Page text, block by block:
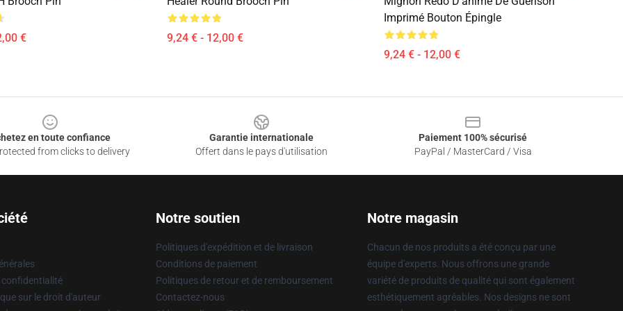
€ 9,24 € - 12,00 €
Imprimé Bouton Épingle
9,24 € - 12,00 €
en toute confiance
from clicks to delivery
Garantie internationale
Offert dans le pays d'utilisation
Paiement 100% sécurisé
PayPal / MasterCard / Visa
confidentialité
sur le droit d'auteur
Notre soutien
Politiques d'expédition et de livraison
Conditions de paiement
Politiques de retour et de remboursement
Contactez-nous
Notre magasin
Chacun de nos produits a été conçu par une
équipe d'experts. Nous offrons une grande
variété de produits de qualité qui sont également
esthétiquement agréables. Nos designs ne sont